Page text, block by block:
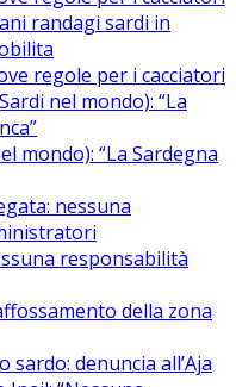
randagi sardi in
regole per i cacciatori
nel mondo): “La
mondo): “La Sardegna
nessuna
responsabilità
della zona
sardo: denuncia all’Aja